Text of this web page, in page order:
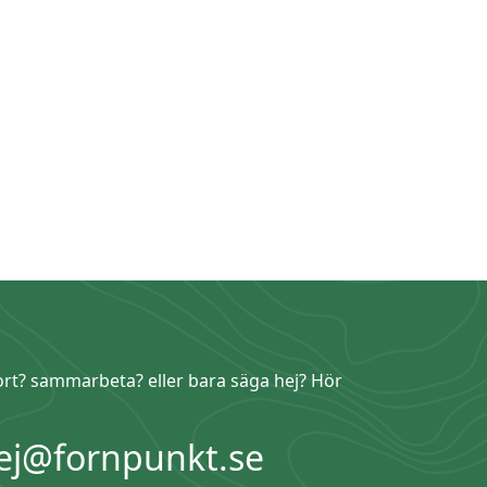
sammarbeta? eller bara säga hej? Hör